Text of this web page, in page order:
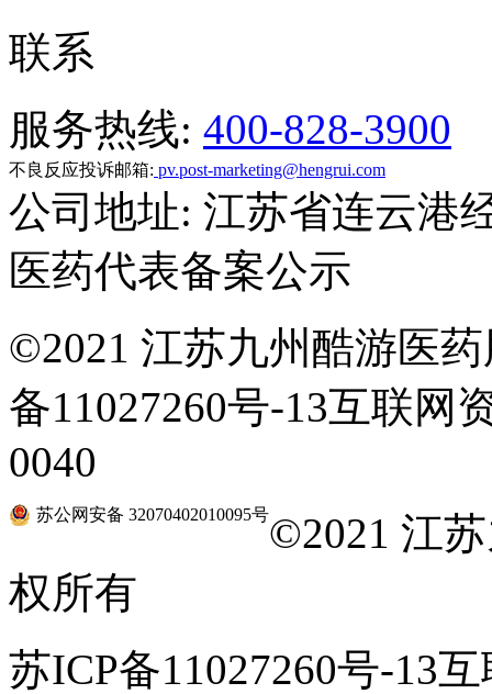
联系
服务热线: 400-828-3900
不良反应投诉邮箱: pv.post-marketing@hengrui.com
公司地址: 江苏省连云港
医药代表备案公示
©2021 江苏九州酷游医
备11027260号-13互联网
0040
苏公网安备 32070402010095号©2021 江
权所有
苏ICP备11027260号-13